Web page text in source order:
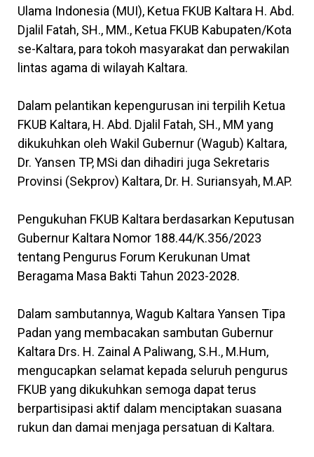
Ulama Indonesia (MUI), Ketua FKUB Kaltara H. Abd.
Djalil Fatah, SH., MM., Ketua FKUB Kabupaten/Kota
se-Kaltara, para tokoh masyarakat dan perwakilan
lintas agama di wilayah Kaltara.
Dalam pelantikan kepengurusan ini terpilih Ketua
FKUB Kaltara, H. Abd. Djalil Fatah, SH., MM yang
dikukuhkan oleh Wakil Gubernur (Wagub) Kaltara,
Dr. Yansen TP, MSi dan dihadiri juga Sekretaris
Provinsi (Sekprov) Kaltara, Dr. H. Suriansyah, M.AP.
Pengukuhan FKUB Kaltara berdasarkan Keputusan
Gubernur Kaltara Nomor 188.44/K.356/2023
tentang Pengurus Forum Kerukunan Umat
Beragama Masa Bakti Tahun 2023-2028.
Dalam sambutannya, Wagub Kaltara Yansen Tipa
Padan yang membacakan sambutan Gubernur
Kaltara Drs. H. Zainal A Paliwang, S.H., M.Hum,
mengucapkan selamat kepada seluruh pengurus
FKUB yang dikukuhkan semoga dapat terus
berpartisipasi aktif dalam menciptakan suasana
rukun dan damai menjaga persatuan di Kaltara.